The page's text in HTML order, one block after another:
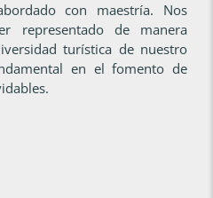
con maestría. Nos
representado de manera
turística de nuestro
en el fomento de